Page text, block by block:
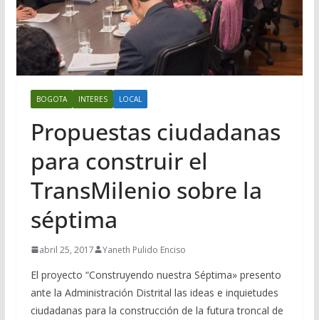
BOGOTA INTERES LOCAL
Propuestas ciudadanas
para construir el
TransMilenio sobre la
séptima
abril 25, 2017 Yaneth Pulido Enciso
El proyecto “Construyendo nuestra Séptima» presento
ante la Administración Distrital las ideas e inquietudes
ciudadanas para la construcción de la futura troncal de